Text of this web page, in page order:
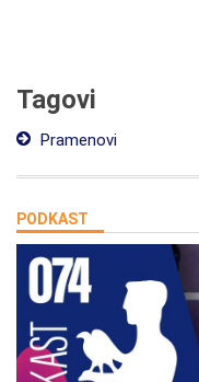
Tagovi
Pramenovi
PODKAST